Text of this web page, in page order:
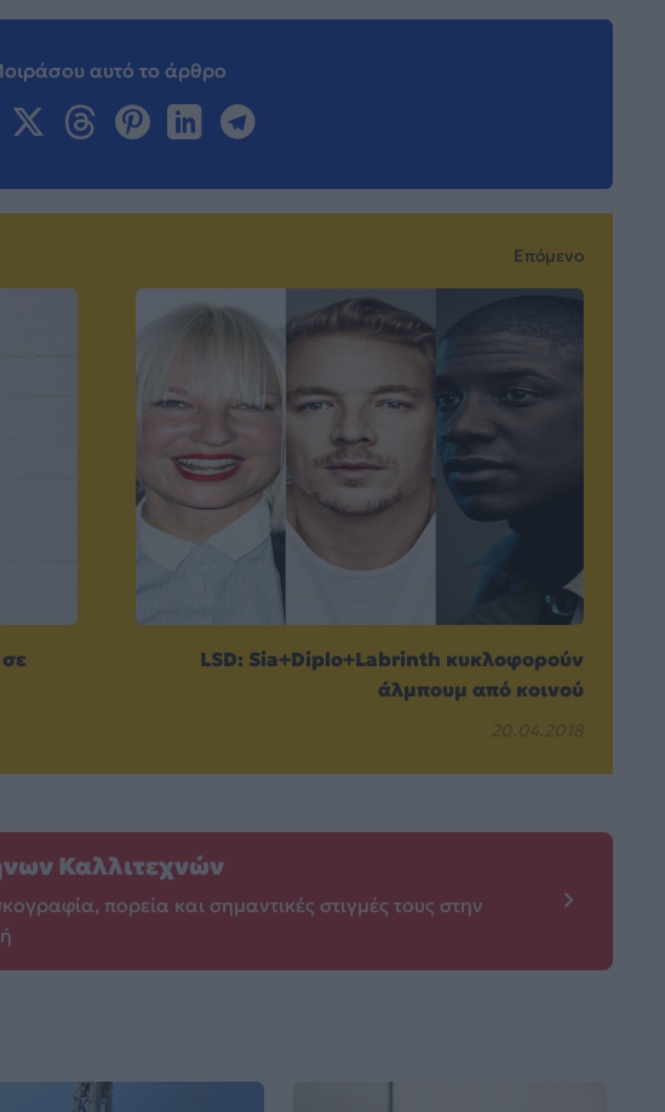
αυτό το άρθρο
Επόμενο
LSD: Sia+Diplo+Labrinth κυκλοφορούν
άλμπουμ από κοινού
20.04.2018
Καλλιτεχνών
πορεία και σημαντικές στιγμές τους στην